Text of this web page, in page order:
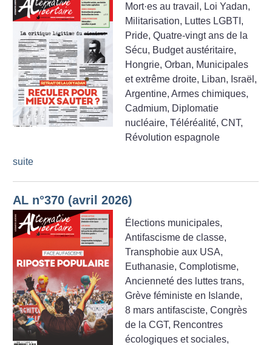
Mort·es au travail, Loi Yadan,
Militarisation, Luttes LGBTI,
Pride, Quatre-vingt ans de la
Sécu, Budget austéritaire,
Hongrie, Orban, Municipales
et extrême droite, Liban, Israël,
Argentine, Armes chimiques,
Cadmium, Diplomatie
nucléaire, Téléréalité, CNT,
Révolution espagnole
suite
AL n°370 (avril 2026)
Élections municipales,
Antifascisme de classe,
Transphobie aux USA,
Euthanasie, Complotisme,
Ancienneté des luttes trans,
Grève féministe en Islande,
8 mars antifasciste, Congrès
de la CGT, Rencontres
écologiques et sociales,